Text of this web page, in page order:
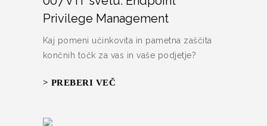
Privilege Management
Kaj pomeni učinkovita in pametna zaščita
končnih točk za vas in vaše podjetje?
> PREBERI VEČ